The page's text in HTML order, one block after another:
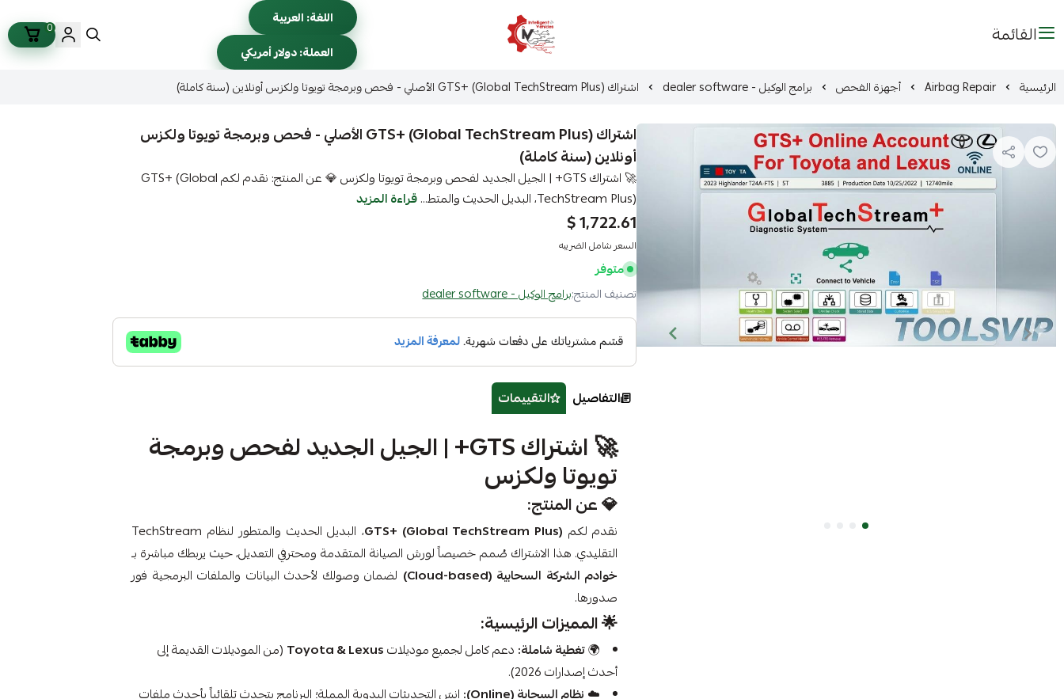
القائمة ذكاء المركبات Intelligent Vehicles
اللغة:العربية
العملة:دولار أمريكي
0
الرئيسية Airbag Repair أجهزة الفحص برامج الوكيل - dealer software اشتراك GTS+ (Global TechStream Plus) الأصلي - فحص وبرمجة تويوتا ولكزس أونلاين (سنة كاملة)
اشتراك GTS+ (Global TechStream Plus) الأصلي - فحص وبرمجة تويوتا ولكزس
أونلاين (سنة كاملة)
🚀 اشتراك GTS+ | الجيل الجديد لفحص وبرمجة تويوتا ولكزس 💎 عن المنتج: نقدم لكم GTS+ (Global
TechStream Plus)، البديل الحديث والمتط...
قراءة المزيد
1,722.61 $
السعر شامل الضريبه
متوفر
تصنيف المنتج:برامج الوكيل - dealer software
التفاصيل التقييمات
🚀 اشتراك GTS+ | الجيل الجديد لفحص وبرمجة
تويوتا ولكزس
💎عن المنتج:
نقدم لكم GTS+ (Global TechStream Plus)
، البديل الحديث والمتطور لنظام TechStream
التقليدي. هذا الاشتراك صُمم خصيصاً لورش الصيانة المتقدمة ومحترفي التعديل، حيث يربطك مباشرة بـ
خوادم الشركة السحابية (Cloud-based)
لضمان وصولك لأحدث البيانات والملفات البرمجية فور
صدورها.
🌟المميزات الرئيسية:
🌍تغطية شاملة: دعم كامل لجميع موديلاتToyota & Lexus (من الموديلات القديمة إلى
أحدث إصدارات 2026).
☁️ نظام السحابة (Online):
انسَ التحديثات اليدوية المملة؛ البرنامج يتحدث تلقائياً بأحدث ملفات